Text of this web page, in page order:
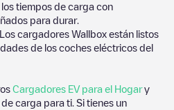
los tiempos de carga con
para durar.
cargadores Wallbox están listos
de los coches eléctricos del
Cargadores EV para el Hogary
carga para ti. Si tienes un